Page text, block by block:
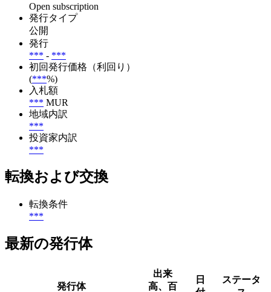
Open subscription
発行タイプ
公開
発行
*** - ***
初回発行価格（利回り）
(***%)
入札額
*** MUR
地域内訳
***
投資家内訳
***
転換および交換
転換条件
***
最新の発行体
発行体
出来
高、百
日
ステータ